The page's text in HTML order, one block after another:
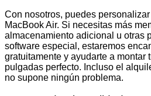
Con nosotros, puedes
MacBook Air. Si necesitas más
almacenamiento adicional u otras
software especial, estaremos
gratuitamente y ayudarte a montar
pulgadas perfecto. Incluso el
no supone ningún problema.